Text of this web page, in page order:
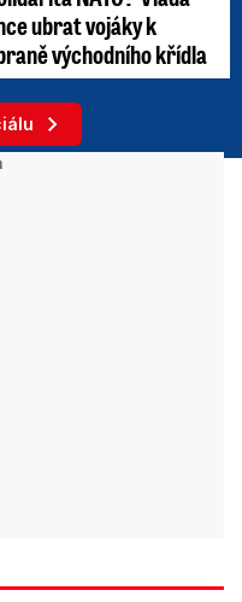
ubrat vojáky k
východního křídla